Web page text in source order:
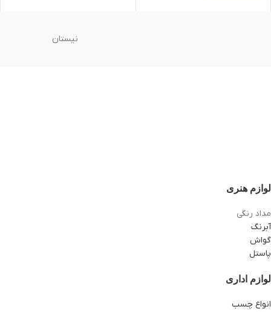
نیستان
لوازم هنری
مداد رنگی
آبرنگ
گواش
پاستل
لوازم اداری
انواع چسب